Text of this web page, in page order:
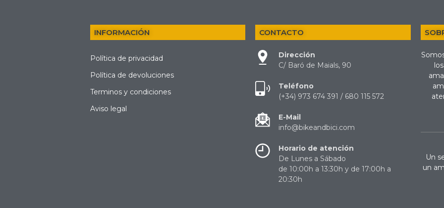
INFORMACIÓN
Política de privacidad
Política de devoluciones
Terminos y condiciones
Aviso legal
CONTACTO
Dirección
C/ Baró de Maials, 90
Teléfono
(+34) 973 674 391 / 680 115 572
E-Mail
info@bikeandbici.com
Horario de atención
De Lunes a Sábado
de 10:00h a 13:30h y de 17:00h a
20:30h
Un
un